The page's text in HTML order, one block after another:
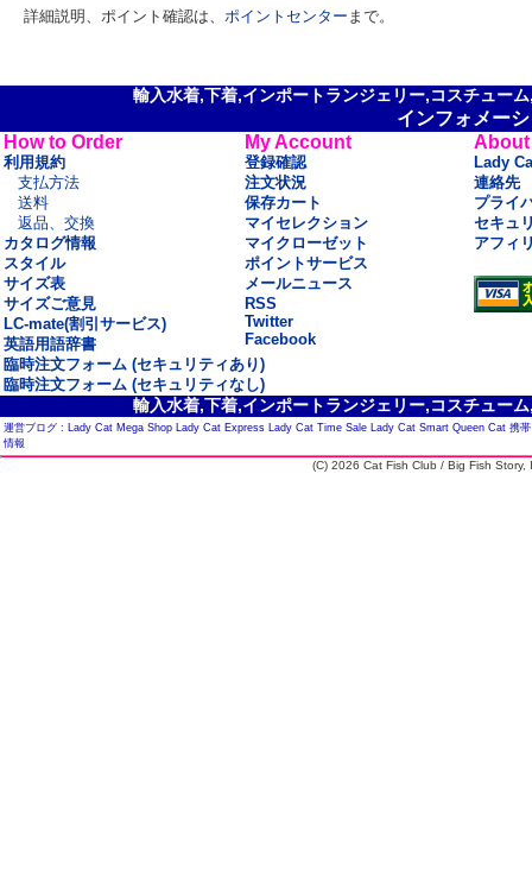
詳細説明、ポイント確認は、 ポイントセンター まで。
輸入水着,下着,インポートランジェリー,コスチュー
インフォメー
How to Order
利用規約
支払方法
送料
返品、交換
カタログ情報
スタイル
サイズ表
サイズご意見
LC-mate(割引サービス)
英語用語辞書
My Account
登録確認
注文状況
保存カート
マイセレクション
マイクローゼット
ポイントサービス
メールニュース
RSS
Twitter
Facebook
About
Lady
連絡先
プライ
セキュ
アフィ
臨時注文フォーム (セキュリティあり)
臨時注文フォーム (セキュリティなし)
輸入水着,下着,インポートランジェリー,コスチュー
運営ブログ : Lady Cat Mega Shop Lady Cat Express Lady Cat Time Sale Lady Cat Smart Queen Cat 携
情報
(C) 2026 Cat Fish Club / Big Fish Story,